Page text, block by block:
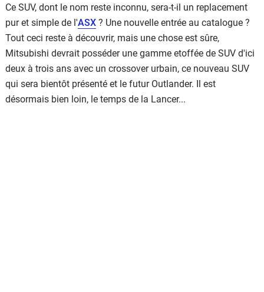
Ce SUV, dont le nom reste inconnu, sera-t-il un replacement
pur et simple de l'ASX ? Une nouvelle entrée au catalogue ?
Tout ceci reste à découvrir, mais une chose est sûre,
Mitsubishi devrait posséder une gamme etoffée de SUV d'ici
deux à trois ans avec un crossover urbain, ce nouveau SUV
qui sera bientôt présenté et le futur Outlander. Il est
désormais bien loin, le temps de la Lancer...